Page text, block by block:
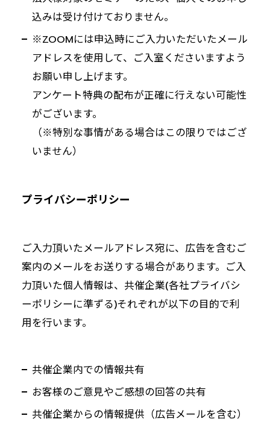
込みは受け付けておりません。
※ZOOMには申込時にご入力いただいたメール
アドレスを使用して、ご入室くださいますよう
お願い申し上げます。
アンケート特典の配布が正確に行えない可能性
がございます。
（※特別な事情がある場合はこの限りではござ
いません）
プライバシーポリシー
ご入力頂いたメールアドレス宛に、広告を含むご
案内のメールをお送りする場合があります。ご入
力頂いた個人情報は、共催企業(各社プライバシ
ーポリシーに準ずる)それぞれが以下の目的で利
用を行います。
共催企業内での情報共有
お客様のご意見やご感想の回答の共有
共催企業からの情報提供（広告メールを含む）